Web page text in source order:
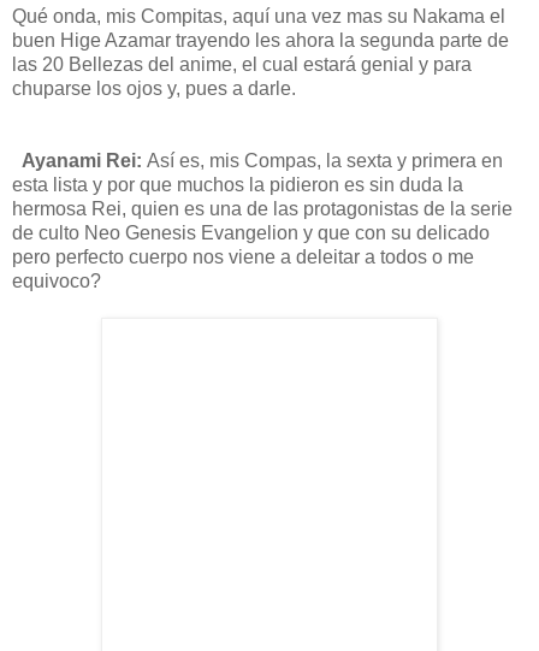
Qué onda, mis Compitas, aquí una vez mas su Nakama el
buen HigeAzamar trayendo les ahora la segunda parte de
las 20 Bellezas del anime, el cual estará genial y para
chuparse los ojos y, pues a darle.
Ayanami Rei: Así es, mis Compas, la sexta y primera en
esta lista y por que muchos la pidieron es sin duda la
hermosa Rei, quien es una de las protagonistas de la serie
de culto Neo Genesis Evangelion y que con su delicado
pero perfecto cuerpo nos viene a deleitar a todos o me
equivoco?